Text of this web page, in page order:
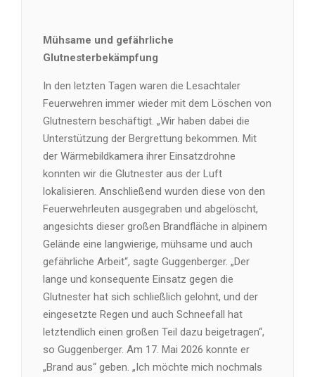
Mühsame und gefährliche
Glutnesterbekämpfung
In den letzten Tagen waren die Lesachtaler
Feuerwehren immer wieder mit dem Löschen von
Glutnestern beschäftigt. „Wir haben dabei die
Unterstützung der Bergrettung bekommen. Mit
der Wärmebildkamera ihrer Einsatzdrohne
konnten wir die Glutnester aus der Luft
lokalisieren. Anschließend wurden diese von den
Feuerwehrleuten ausgegraben und abgelöscht,
angesichts dieser großen Brandfläche in alpinem
Gelände eine langwierige, mühsame und auch
gefährliche Arbeit“, sagte Guggenberger. „Der
lange und konsequente Einsatz gegen die
Glutnester hat sich schließlich gelohnt, und der
eingesetzte Regen und auch Schneefall hat
letztendlich einen großen Teil dazu beigetragen“,
so Guggenberger. Am 17. Mai 2026 konnte er
„Brand aus“ geben. „Ich möchte mich nochmals